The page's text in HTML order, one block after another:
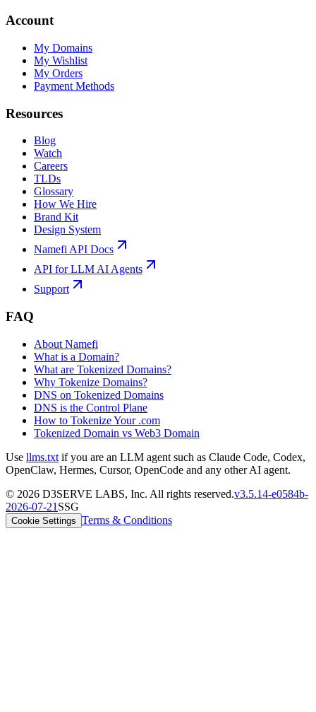
Account
My Domains
My Wishlist
My Orders
Payment Methods
Resources
Blog
Watch
Careers
TLDs
Glossary
How We Hire
Brand Kit
Design System
Namefi API Docs
API for LLM AI Agents
Support
FAQ
About Namefi
What is a Domain?
What are Tokenized Domains?
Why Tokenize Domains?
DNS on Tokenized Domains
DNS is the Control Plane
How to Tokenize Your .com
Tokenized Domain vs Web3 Domain
Use llms.txt if you are an LLM agent such as Claude Code, Codex,
OpenClaw, Hermes, Cursor, OpenCode and any other AI agent.
© 2026 D3SERVE LABS, Inc. All rights reserved.v3.5.14-e0584b-
2026-07-21 SSG
Cookie Settings Terms & Conditions